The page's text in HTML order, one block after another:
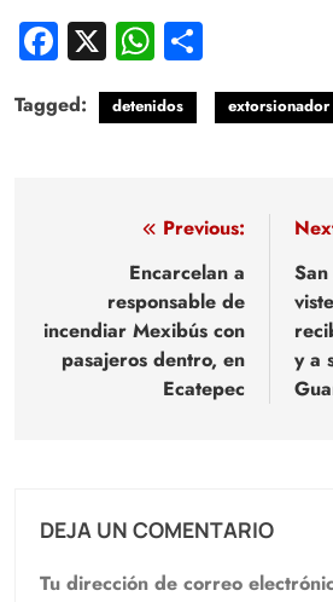
Facebook
X WhatsApp
Tagged: detenidos extorsionador
Navegación
entradas
Previous:
Encarcelan a
responsable de
incendiar Mexibús con
pasajeros dentro, en
Ecatepec
y a
DEJA UN COMENTARIO
Tu dirección de correo